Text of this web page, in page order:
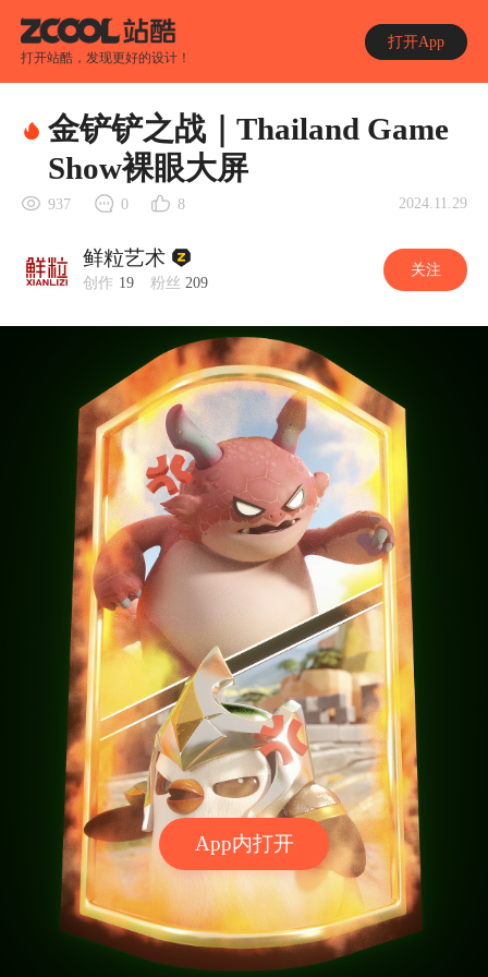
打开站酷，发现更好的设计！
打开App
App内打开
金铲铲之战｜Thailand Game
Show裸眼大屏
937 0 8 2024.11.29
鲜粒艺术
创作 19 粉丝 209
关注